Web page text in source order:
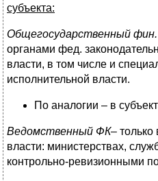
субъекта:
Общегосударственный
органами фед.
власти, в том числе и
исполнительной власти.
По аналогии – в
Ведомственный ФК– только
власти: министерствах,
контрольно-ревизионными